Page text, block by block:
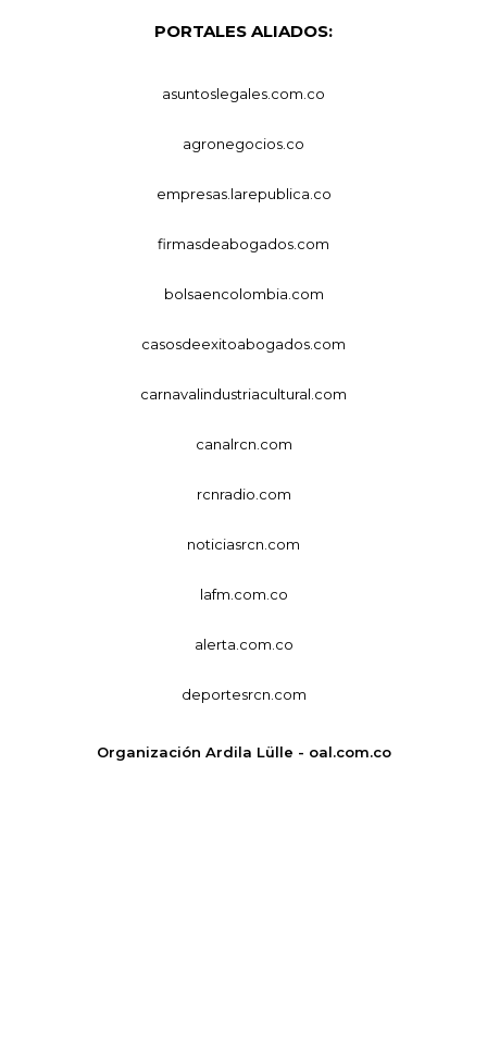
PORTALES ALIADOS:
asuntoslegales.com.co
agronegocios.co
empresas.larepublica.co
firmasdeabogados.com
bolsaencolombia.com
casosdeexitoabogados.com
carnavalindustriacultural.com
canalrcn.com
rcnradio.com
noticiasrcn.com
lafm.com.co
alerta.com.co
deportesrcn.com
Organización Ardila Lülle - oal.com.co